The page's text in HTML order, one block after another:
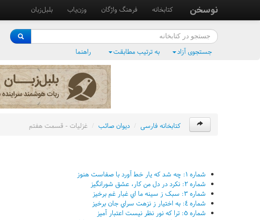
نوسخن کتابخانه فرهنگ واژگان وزن‌یاب بلبل‌زبان
جستجوی آزاد به ترتیب مطابقت راهنما
کتابخانه فارسی / ديوان صائب / غزليات - قسمت هفتم
شماره ١: چه شد که يار خط آورد با صفاست هنوز
شماره ٢: نکرد در دل من کار، عشق شورانگيز
شماره ٣: سبک ز سينه ما اي غبار غم برخيز
شماره ٤: به اختيار ز نزهت سراي جان برخيز
شماره ٥: ترا که نور نظر نيست اعتبار آميز